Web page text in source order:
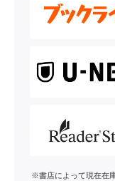
※書店によって現在在